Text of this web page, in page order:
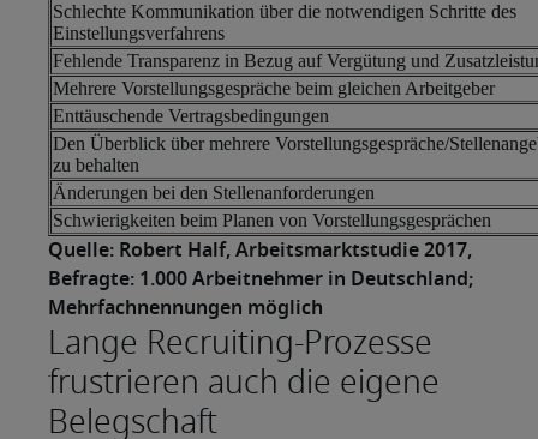
Schlechte Kommunikation über die notwendigen Schritte des
Einstellungsverfahrens
Fehlende Transparenz in Bezug auf Vergütung und
Mehrere Vorstellungsgespräche beim gleichen Arbeitgeber
Enttäuschende Vertragsbedingungen
Den Überblick über mehrere Vorstellungsgespräche/
zu behalten
Änderungen bei den Stellenanforderungen
Schwierigkeiten beim Planen von Vorstellungsgesprächen
Quelle: Robert Half, Arbeitsmarktstudie 2017,
Befragte: 1.000 Arbeitnehmer in Deutschland;
Mehrfachnennungen möglich
Lange Recruiting-Prozesse
frustrieren auch die eigene
Belegschaft